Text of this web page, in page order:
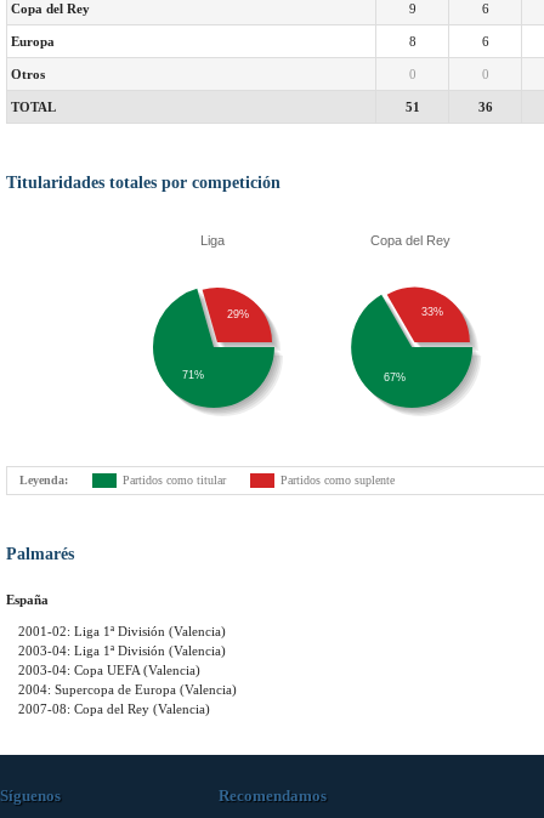
Copa del Rey 9 6
Europa 8 6
Otros 0 0
TOTAL 51 36
Titularidades totales por competición
Liga
71%
29%
Copa del Rey
67%
33%
Leyenda: Partidos como titular Partidos como suplente
Palmarés
España
2001-02: Liga 1ª División (Valencia)
2003-04: Liga 1ª División (Valencia)
2003-04: Copa UEFA (Valencia)
2004: Supercopa de Europa (Valencia)
2007-08: Copa del Rey (Valencia)
Síguenos Recomendamos